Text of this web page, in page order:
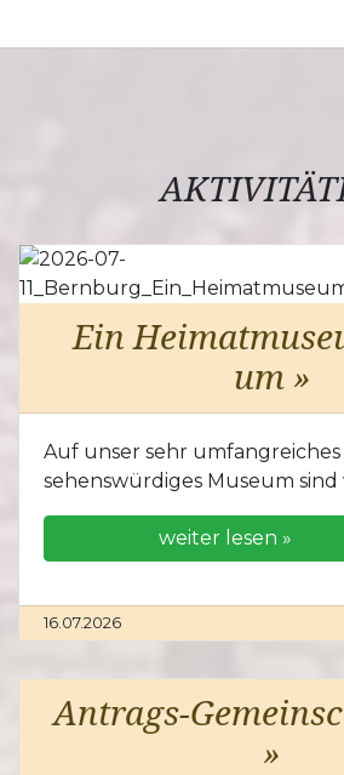
Ein
um »
Auf unser sehr
sehenswürdiges Museum sind
weiter lesen »
16.07.2026
Antrags-
»